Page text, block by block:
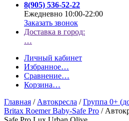
8(905) 536-52-22
Ежедневно 10:00-22:00
Заказать звонок
Доставка в город:
…
Личный кабинет
Избранное…
Сравнение…
Корзина…
Главная / Автокресла /Группа 0+
Britax Roemer Baby-Safe Pro /